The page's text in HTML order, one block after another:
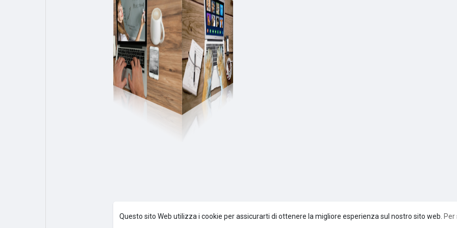
Questo sito Web utilizza i cookie per assicurarti di ottenere la migliore esperienza sul nostro sito web. Per